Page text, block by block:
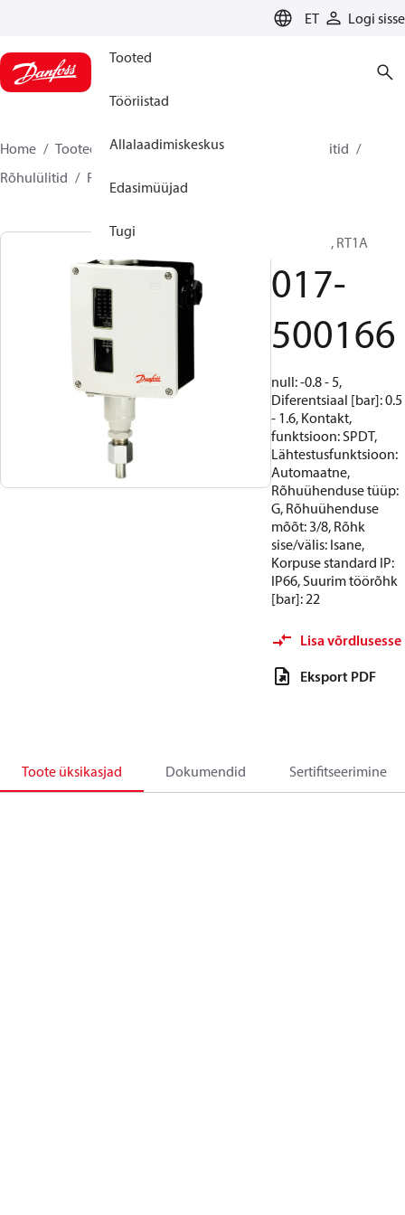
ET Logi sisse
Tooted
Tööriistad
Allalaadimiskeskus
Edasimüüjad
Tugi
Home Tooted Climate Solutions for cooling
Lülitid
Rõhulülitid
RT
Rõhulüliti, RT1A
017-
500166
null: -0.8 - 5,
Diferentsiaal [bar]: 0.5
- 1.6, Kontakt,
funktsioon: SPDT,
Lähtestusfunktsioon:
Automaatne,
Rõhuühenduse tüüp:
G, Rõhuühenduse
mõõt: 3/8, Rõhk
sise/välis: Isane,
Korpuse standard IP:
IP66, Suurim töörõhk
[bar]: 22
Lisa võrdlusesse
Eksport PDF
Toote üksikasjad Dokumendid Sertifitseerimine